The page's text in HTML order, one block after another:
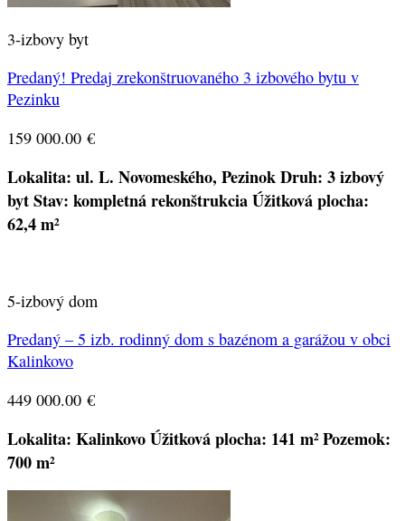
3-izbovy byt
Predaný! Predaj zrekonštruovaného 3 izbového bytu v
Pezinku
159 000.00 €
Lokalita: ul. L. Novomeského, PezinokDruh: 3 izbový
bytStav: kompletná rekonštrukciaÚžitková plocha:
62,4 m²
5-izbový dom
Predaný – 5 izb. rodinný dom s bazénom a garážou v obci
Kalinkovo
449 000.00 €
Lokalita: KalinkovoÚžitková plocha: 141 m²Pozemok:
700 m²